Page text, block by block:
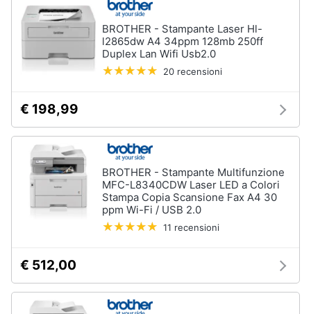
BROTHER - Stampante Laser Hl-
l2865dw A4 34ppm 128mb 250ff
Duplex Lan Wifi Usb2.0
20 recensioni
€ 198,99
BROTHER - Stampante Multifunzione
MFC-L8340CDW Laser LED a Colori
Stampa Copia Scansione Fax A4 30
ppm Wi-Fi / USB 2.0
11 recensioni
€ 512,00